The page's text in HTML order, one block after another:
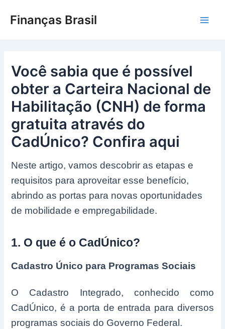
paraFinanças Brasil
Você sabia que é possível
obter a Carteira Nacional de
Habilitação (CNH) de forma
gratuita através do
CadÚnico? Confira aqui
Neste artigo, vamos descobrir as etapas e
requisitos para aproveitar esse benefício,
abrindo as portas para novas oportunidades
de mobilidade e empregabilidade.
1. O que é o CadÚnico?
Cadastro Único para Programas Sociais
O Cadastro Integrado, conhecido como
CadÚnico, é a porta de entrada para diversos
programas sociais do Governo Federal.